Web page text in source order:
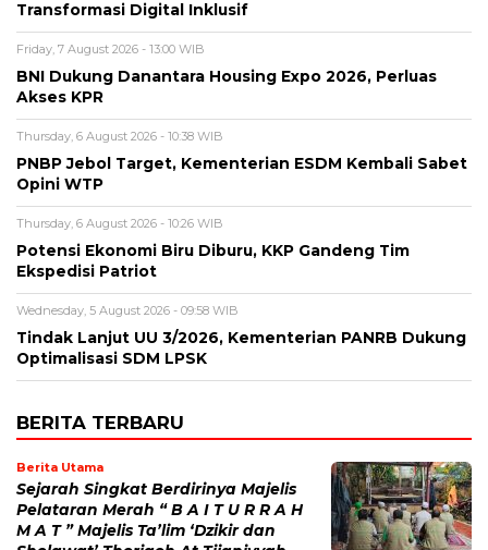
Transformasi Digital Inklusif
Friday, 7 August 2026 - 13:00 WIB
BNI Dukung Danantara Housing Expo 2026, Perluas
Akses KPR
Thursday, 6 August 2026 - 10:38 WIB
PNBP Jebol Target, Kementerian ESDM Kembali Sabet
Opini WTP
Thursday, 6 August 2026 - 10:26 WIB
Potensi Ekonomi Biru Diburu, KKP Gandeng Tim
Ekspedisi Patriot
Wednesday, 5 August 2026 - 09:58 WIB
Tindak Lanjut UU 3/2026, Kementerian PANRB Dukung
Optimalisasi SDM LPSK
BERITA TERBARU
Berita Utama
Sejarah Singkat Berdirinya Majelis
Pelataran Merah “ B A I T U R R A H
M A T ” Majelis Ta’lim ‘Dzikir dan